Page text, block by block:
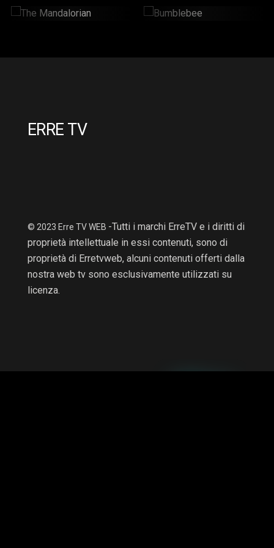
The Mandalorian Bumblebee
ERRE TV
© 2023 Erre TV WEB -Tutti i marchi ErreTV e i diritti di
proprietà intellettuale in essi contenuti, sono di
proprietà di Erretvweb, alcuni contenuti offerti dalla
nostra web tv sono esclusivamente utilizzati su
licenza.